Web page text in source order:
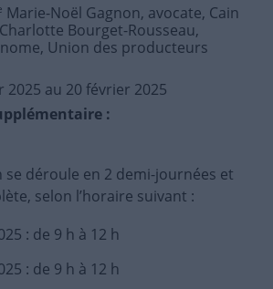
Marie-Noël Gagnon, avocate, Cain
Charlotte Bourget-Rousseau,
Union des producteurs
2025 au 20 février 2025
:
déroule en 2 demi-journées et
selon l’horaire suivant :
: de 9 h à 12 h
: de 9 h à 12 h